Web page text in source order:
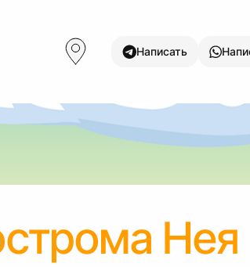
Написать
Нея